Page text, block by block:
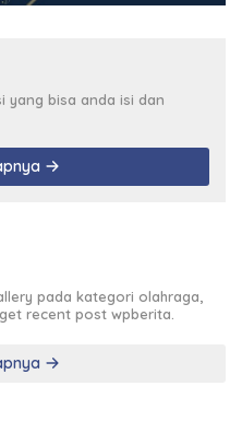
yang bisa anda isi dan
pada kategori olahraga,
recent post wpberita.